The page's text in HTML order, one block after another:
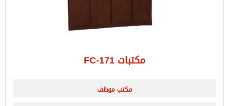
مكتبات FC-171
مكتب موظف